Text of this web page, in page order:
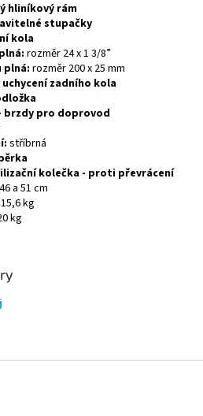
hliníkový rám
stupačky
kola
rozměr 24 x 1 3/8”
plná: rozměr 200 x 25 mm
zadního kola
brzdy pro doprovod
stříbrná
kolečka - proti převrácení
a 51 cm
15,6 kg
kg